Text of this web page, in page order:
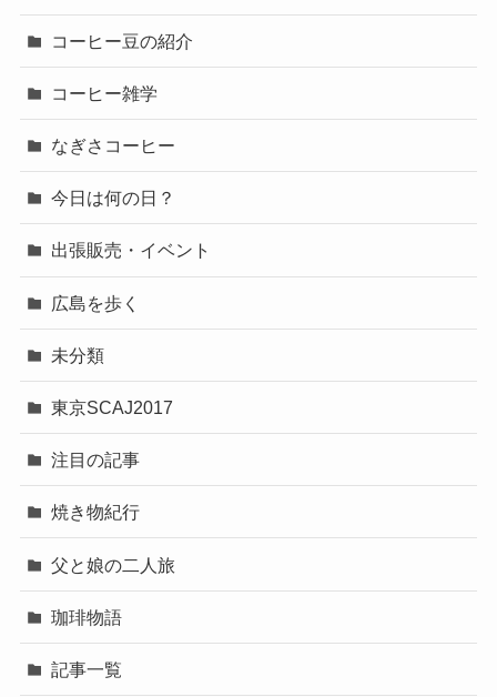
コーヒー豆の紹介
コーヒー雑学
なぎさコーヒー
今日は何の日？
出張販売・イベント
広島を歩く
未分類
東京SCAJ2017
注目の記事
焼き物紀行
父と娘の二人旅
珈琲物語
記事一覧